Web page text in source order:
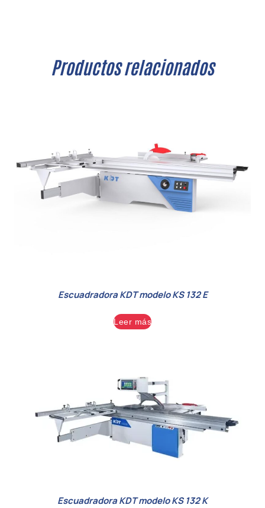
Productos relacionados
Escuadradora KDT modelo KS 132 E
Leer más
Escuadradora KDT modelo KS 132 K